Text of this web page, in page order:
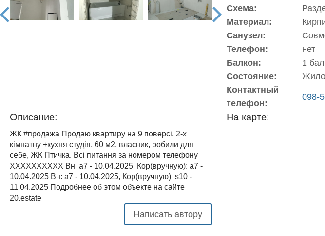
prev
next
Схема:
Материал:
Санузел:
Телефон:
нет
Балкон:
1
Состояние:
Контактный
телефон:
098-
Описание:
ЖК #продажа Продаю квартиру на 9 поверсі, 2-х
кімнатну +кухня студія, 60 м2, власник, робили для
себе, ЖК Птичка. Всі питання за номером телефону
XXXXXXXXXX Вн: a7 - 10.04.2025, Кор(вручную): a7 -
10.04.2025 Вн: a7 - 10.04.2025, Кор(вручную): s10 -
11.04.2025 Подробнее об этом объекте на сайте
20.estate
Написать автору
На карте: